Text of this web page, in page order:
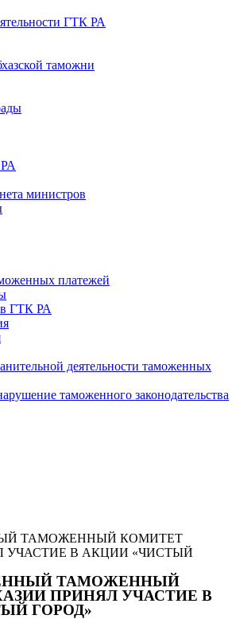
ГТК РА
таможни
министров
платежей
ГТК РА
деятельности таможенных
таможенного законодательства
ТАМОЖЕННЫЙ КОМИТЕТ
УЧАСТИЕ В АКЦИИ «ЧИСТЫЙ
ТАМОЖЕННЫЙ
ПРИНЯЛ УЧАСТИЕ В
ГОРОД»